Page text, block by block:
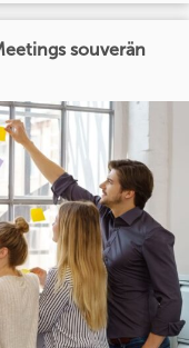
souverän